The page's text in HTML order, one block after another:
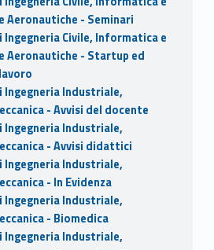
Aeronautiche - Seminari
Civile, Informatica e
Aeronautiche - Startup ed
Industriale,
- Avvisi del docente
Industriale,
- Avvisi didattici
Industriale,
- In Evidenza
Industriale,
- Biomedica
Industriale,